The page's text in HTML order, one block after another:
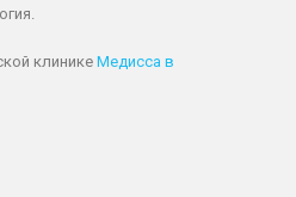
клинике Медисса в